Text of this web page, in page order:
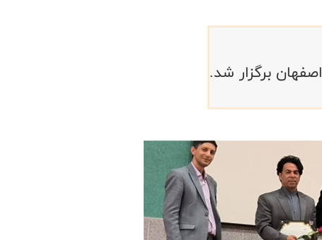
برگزار شد.